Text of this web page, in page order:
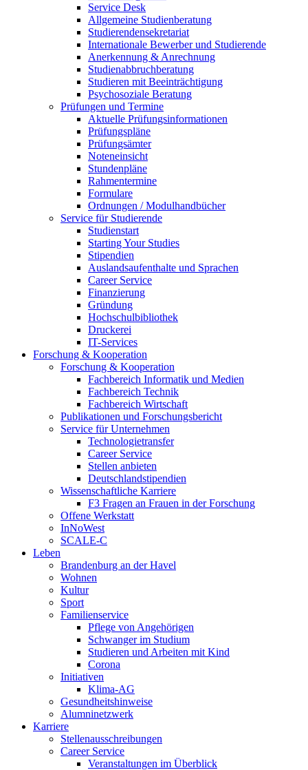
Service Desk
Allgemeine Studienberatung
Studierendensekretariat
Internationale Bewerber und Studierende
Anerkennung & Anrechnung
Studienabbruchberatung
Studieren mit Beeinträchtigung
Psychosoziale Beratung
Prüfungen und Termine
Aktuelle Prüfungsinformationen
Prüfungspläne
Prüfungsämter
Noteneinsicht
Stundenpläne
Rahmentermine
Formulare
Ordnungen / Modulhandbücher
Service für Studierende
Studienstart
Starting Your Studies
Stipendien
Auslandsaufenthalte und Sprachen
Career Service
Finanzierung
Gründung
Hochschulbibliothek
Druckerei
IT-Services
Forschung & Kooperation
Forschung & Kooperation
Fachbereich Informatik und Medien
Fachbereich Technik
Fachbereich Wirtschaft
Publikationen und Forschungsbericht
Service für Unternehmen
Technologietransfer
Career Service
Stellen anbieten
Deutschlandstipendien
Wissenschaftliche Karriere
F3 Fragen an Frauen in der Forschung
Offene Werkstatt
InNoWest
SCALE-C
Leben
Brandenburg an der Havel
Wohnen
Kultur
Sport
Familienservice
Pflege von Angehörigen
Schwanger im Studium
Studieren und Arbeiten mit Kind
Corona
Initiativen
Klima-AG
Gesundheitshinweise
Alumninetzwerk
Karriere
Stellenausschreibungen
Career Service
Veranstaltungen im Überblick